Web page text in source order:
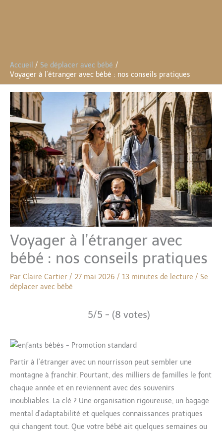
Accueil
Se déplacer avec bébé
Voyager à l’étranger avec bébé : nos conseils pratiques
Voyager à l’étranger avec
bébé : nos conseils pratiques
Par Claire Cartier / 27 mai 2026 / 13 minutes de lecture / Se
déplacer avec bébé
5/5 - (8 votes)
Partir à l’étranger avec un nourrisson peut sembler une
montagne à franchir. Pourtant, des milliers de familles le font
chaque année et en reviennent avec des souvenirs
inoubliables. La clé ? Une organisation rigoureuse, un bagage
mental d’adaptabilité et quelques connaissances pratiques
qui changent tout. Que votre bébé ait quelques semaines ou